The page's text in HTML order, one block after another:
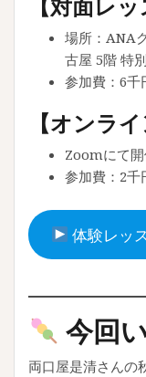
場所：ANA
古屋 5階 特
参加費：6千
【オンラ
Zoomにて
参加費：2千
体験レッ
今回
両口屋是清さんの